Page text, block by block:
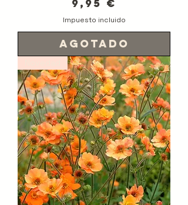
9,95 €
Impuesto incluido
Agotado